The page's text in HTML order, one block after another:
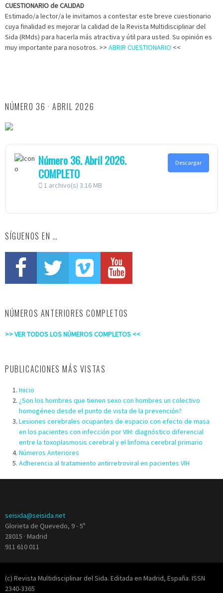
CUESTIONARIO de CALIDAD
Estimado/a lector/a le invitamos a contestar este breve cuestionario
cuya finalidad es mejorar la calidad de la Revista Multidisciplinar del
Sida (RMds) para hacerla más atractiva y útil para usted. Su opinión es
muy importante para nosotros. >> ABRIR CUESTIONARIO <<
NÚMERO 36 · ABRIL 2026
Número 36. Abril 2026.
COMPLETO
1 archivo(s) 3.16 MB
Descargar
SÍGUENOS EN …
NÚMEROS ANTERIORES COMPLETOS
>> VER TODOS LOS NÚMEROS COMPLETOS <<
PUBLICACIONES MÁS VISTAS
Inicio
¿Son los hombres que tienen sexo con hombres un colectivo
homogéneo desde el punto de vista de la prevención?
Lesiones cerebrales ocupantes de espacio con efecto de masa
en los pacientes con infección por VIH: diagnóstico diferencial
entre la toxoplasmosis cerebral y el linfoma cerebral primario
Números Anteriores
Adherencia al tratamiento antirretroviral en pacientes VIH
seisida@seisida.net
Glorieta de Quevedo, 9 - 5º
28015 · Madrid
911 610 011
(c) Revista Multidisciplinar del Sida. Editada en Madrid, España. ISSN
2340-3365